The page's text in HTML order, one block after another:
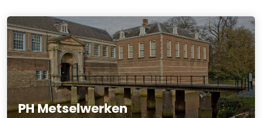
PH Metselwerken